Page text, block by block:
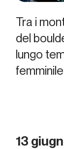
Tra i
del
lungo
13